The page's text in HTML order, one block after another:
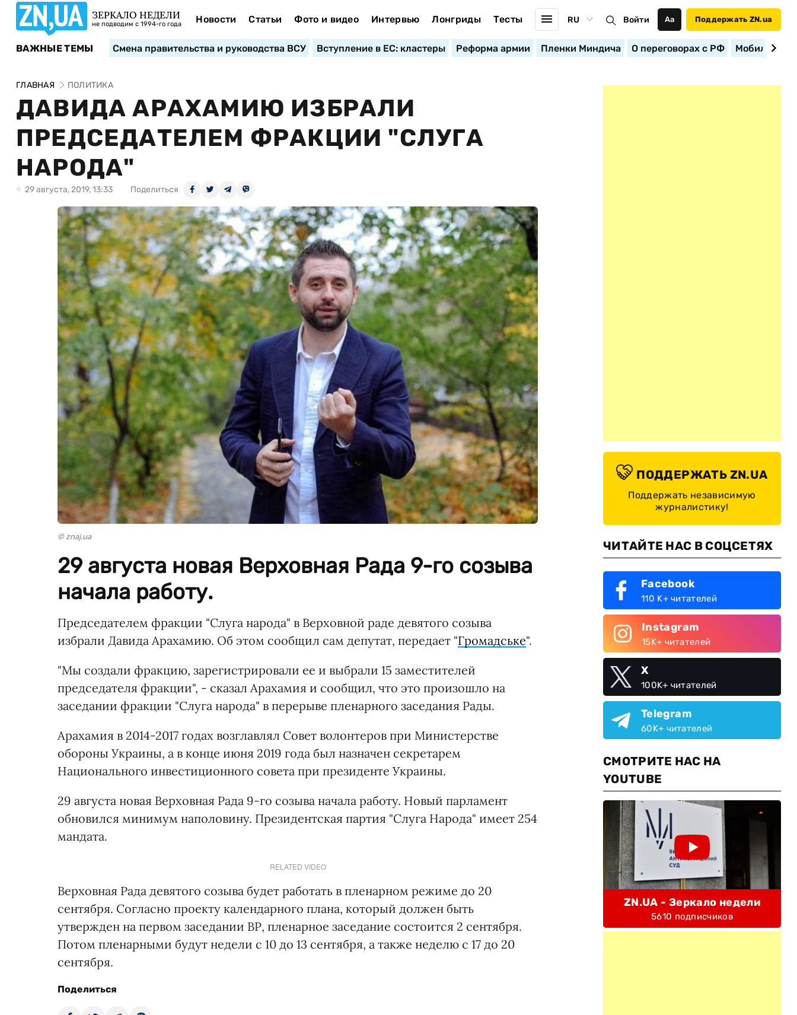
ЗЕРКАЛО НЕДЕЛИ
не подводим с 1994-го года Новости Статьи Фото и видео Интервью Лонгриды Тесты RU Войти Аа Поддержать ZN.ua
ВАЖНЫЕ ТЕМЫ Смена правительства и руководства ВСУ Вступление в ЕС: кластеры Реформа армии Пленки Миндича О переговорах с РФ
ГЛАВНАЯ ПОЛИТИКА
ДАВИДА АРАХАМИЮ ИЗБРАЛИ
ПРЕДСЕДАТЕЛЕМ ФРАКЦИИ "СЛУГА
НАРОДА"
29 августа, 2019, 13:33 Поделиться
© znaj.ua
29 августа новая Верховная Рада 9-го созыва
начала работу.
Председателем фракции "Слуга народа" в Верховной раде девятого созыва
избрали Давида Арахамию. Об этом сообщил сам депутат, передает "Громадське".
"Мы создали фракцию, зарегистрировали ее и выбрали 15 заместителей
председателя фракции", - сказал Арахамия и сообщил, что это произошло на
заседании фракции "Слуга народа" в перерыве пленарного заседания Рады.
Арахамия в 2014-2017 годах возглавлял Совет волонтеров при Министерстве
обороны Украины, а в конце июня 2019 года был назначен секретарем
Национального инвестиционного совета при президенте Украины.
29 августа новая Верховная Рада 9-го созыва начала работу. Новый парламент
обновился минимум наполовину. Президентская партия "Слуга Народа" имеет 254
мандата.
RELATED VIDEO
Верховная Рада девятого созыва будет работать в пленарном режиме до 20
сентября. Согласно проекту календарного плана, который должен быть
утвержден на первом заседании ВР, пленарное заседание состоится 2 сентября.
Потом пленарными будут недели с 10 до 13 сентября, а также неделю с 17 до 20
сентября.
Поделиться
ПОДДЕРЖАТЬ ZN.UA
Поддержать независимую
журналистику!
ЧИТАЙТЕ НАС В СОЦСЕТЯХ
Facebook
110 K+ читателей
Instagram
15K+ читателей
X
100K+ читателей
Telegram
60K+ читателей
СМОТРИТЕ НАС НА
YOUTUBE
ZN.UA - Зеркало недели
5610 подписчиков